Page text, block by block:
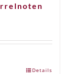
Details